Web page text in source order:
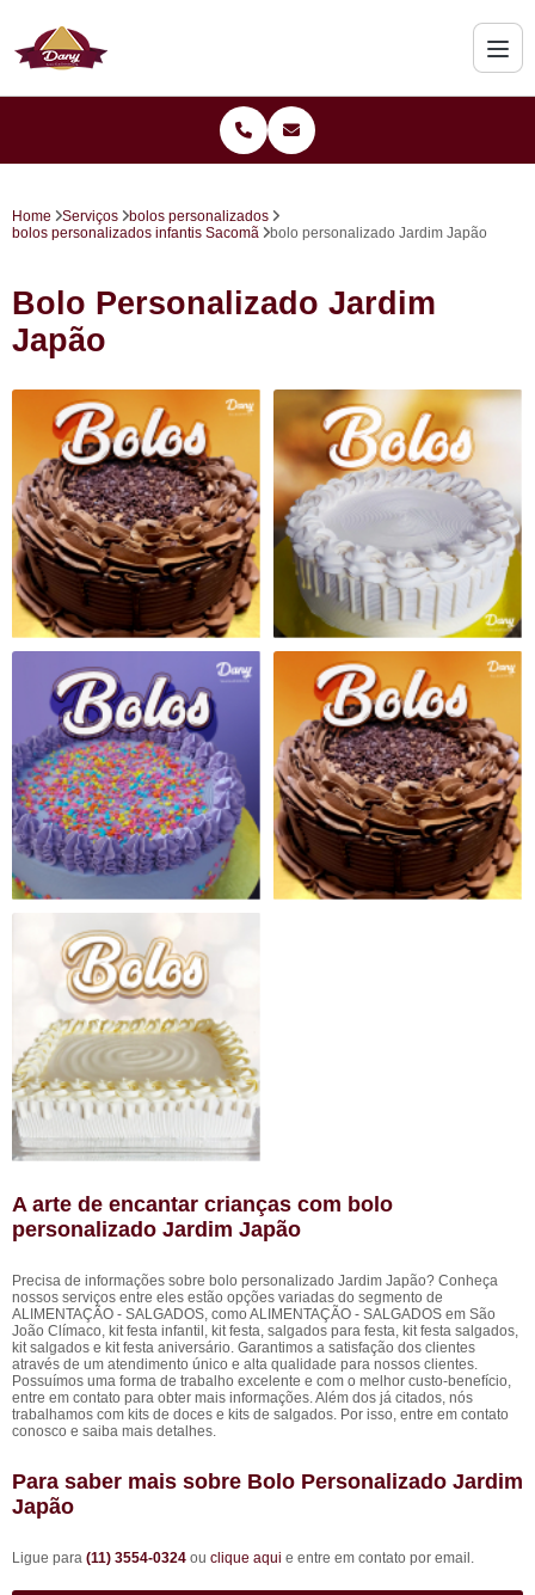
Home Serviços
bolos personalizados
bolos personalizados infantis Sacomã
bolo personalizado Jardim Japão
Bolo Personalizado Jardim
Japão
A arte de encantar crianças com bolo
personalizado Jardim Japão
Precisa de informações sobre bolo personalizado Jardim Japão? Conheça
nossos serviços entre eles estão opções variadas do segmento de
ALIMENTAÇÃO - SALGADOS, como ALIMENTAÇÃO - SALGADOS em São
João Clímaco, kit festa infantil, kit festa, salgados para festa, kit festa salgados,
kit salgados e kit festa aniversário. Garantimos a satisfação dos clientes
através de um atendimento único e alta qualidade para nossos clientes.
Possuímos uma forma de trabalho excelente e com o melhor custo-benefício,
entre em contato para obter mais informações. Além dos já citados, nós
trabalhamos com kits de doces e kits de salgados. Por isso, entre em contato
conosco e saiba mais detalhes.
Para saber mais sobre Bolo Personalizado Jardim
Japão
Ligue para (11) 3554-0324 ou clique aqui e entre em contato por email.